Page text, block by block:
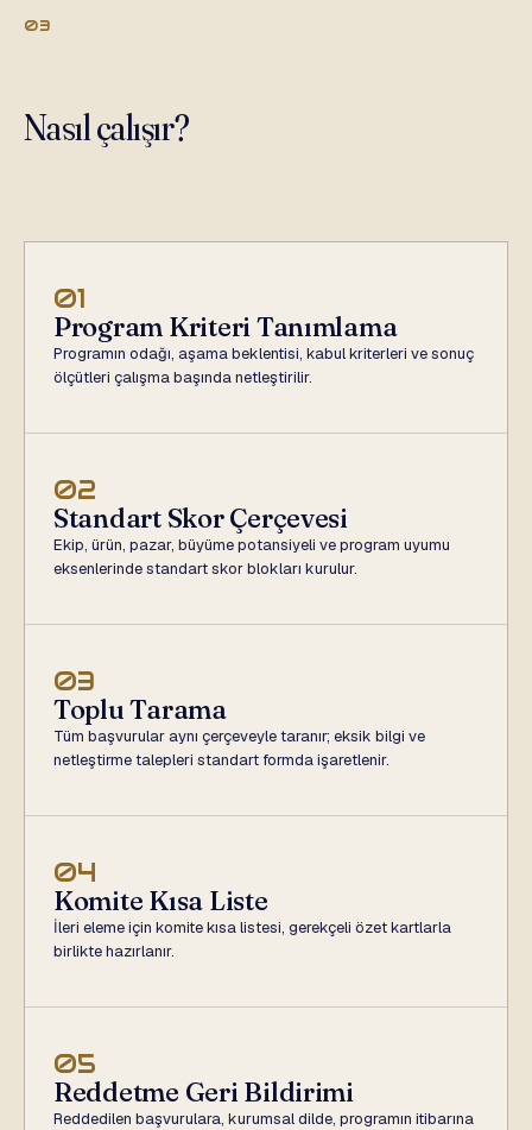
03
Nasıl çalışır?
01
Program Kriteri Tanımlama
Programın odağı, aşama beklentisi, kabul kriterleri ve sonuç
ölçütleri çalışma başında netleştirilir.
02
Standart Skor Çerçevesi
Ekip, ürün, pazar, büyüme potansiyeli ve program uyumu
eksenlerinde standart skor blokları kurulur.
03
Toplu Tarama
Tüm başvurular aynı çerçeveyle taranır; eksik bilgi ve
netleştirme talepleri standart formda işaretlenir.
04
Komite Kısa Liste
İleri eleme için komite kısa listesi, gerekçeli özet kartlarla
birlikte hazırlanır.
05
Reddetme Geri Bildirimi
Reddedilen başvurulara, kurumsal dilde, programın itibarına